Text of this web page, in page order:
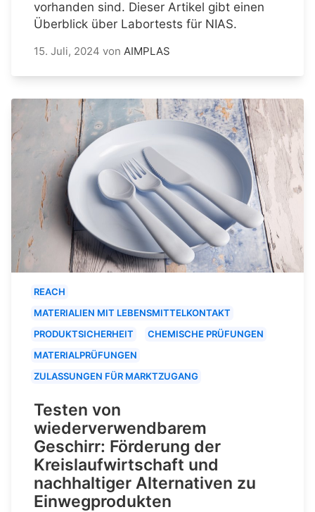
vorhanden sind. Dieser Artikel gibt einen
Überblick über Labortests für NIAS.
15. Juli, 2024 von AIMPLAS
REACH
MATERIALIEN MIT LEBENSMITTELKONTAKT
PRODUKTSICHERHEIT
CHEMISCHE PRÜFUNGEN
MATERIALPRÜFUNGEN
ZULASSUNGEN FÜR MARKTZUGANG
Testen von
wiederverwendbarem
Geschirr: Förderung der
Kreislaufwirtschaft und
nachhaltiger Alternativen zu
Einwegprodukten